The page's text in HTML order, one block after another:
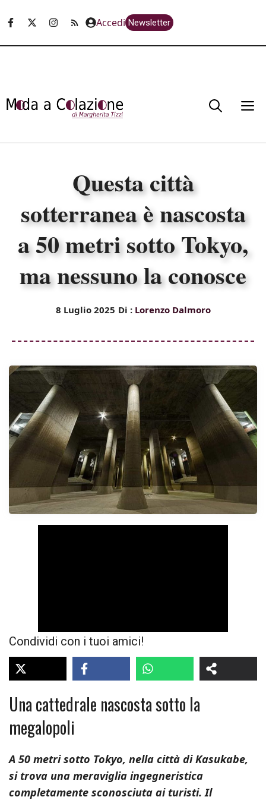
Accedi Newsletter
Questa città
sotterranea è nascosta
a 50 metri sotto Tokyo,
ma nessuno la conosce
8 Luglio 2025 Di : Lorenzo Dalmoro
Condividi con i tuoi amici!
Una cattedrale nascosta sotto la
megalopoli
A 50 metri sotto Tokyo, nella città di Kasukabe,
si trova una meraviglia ingegneristica
completamente sconosciuta ai turisti. Il